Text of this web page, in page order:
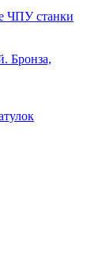
ЧПУ станки
Бронза,